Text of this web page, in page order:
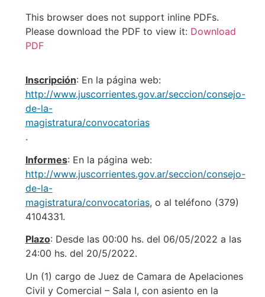
This browser does not support inline PDFs.
Please download the PDF to view it: Download
PDF
Inscripción: En la página web:
http://www.juscorrientes.gov.ar/seccion/consejo-
de-la-
magistratura/convocatorias
.
Informes: En la página web:
http://www.juscorrientes.gov.ar/seccion/consejo-
de-la-
magistratura/convocatorias, o al teléfono (379)
4104331.
Plazo: Desde las 00:00 hs. del 06/05/2022 a las
24:00 hs. del 20/5/2022.
Un (1) cargo de Juez de Camara de Apelaciones
Civil y Comercial – Sala I, con asiento en la